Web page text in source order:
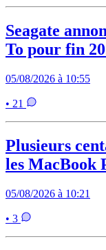
Seagate
To pour fin
05/08/2026 à 10:55
• 21
Plusieurs
les MacBook
05/08/2026 à 10:21
• 3